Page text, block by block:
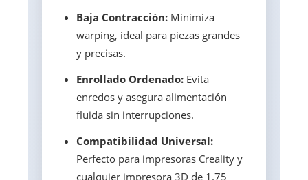
Baja Contracción: Minimiza
warping, ideal para piezas grandes
y precisas.
Enrollado Ordenado: Evita
enredos y asegura alimentación
fluida sin interrupciones.
Compatibilidad Universal:
Perfecto para impresoras Creality y